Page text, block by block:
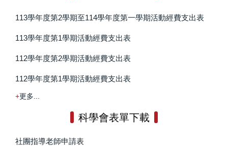
113學年度第2學期至114學年度第一學期活動經費支出表
113學年度第1學期活動經費支出表
112學年度第2學期活動經費支出表
112學年度第1學期活動經費支出表
更多...
科學會表單下載
社團指導老師申請表